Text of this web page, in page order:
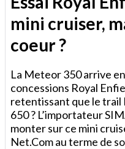
mini cruiser,
coeur ?
La Meteor 350 arrive
concessions Royal
retentissant que le trail
650 ? L’importateur
monter sur ce mini
Net.Com au terme de